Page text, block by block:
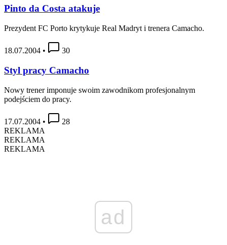
Pinto da Costa atakuje
Prezydent FC Porto krytykuje Real Madryt i trenera Camacho.
18.07.2004 • 30
Styl pracy Camacho
Nowy trener imponuje swoim zawodnikom profesjonalnym
podejściem do pracy.
17.07.2004 •
28
REKLAMA
REKLAMA
REKLAMA
ad